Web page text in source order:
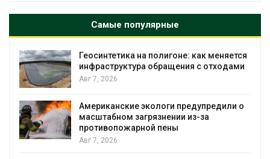
Самые популярные
Геосинтетика на полигоне: как меняется
инфраструктура обращения с отходами
Авг 7, 2026
Американские экологи предупредили о
масштабном загрязнении из-за
противопожарной пены
Авг 7, 2026